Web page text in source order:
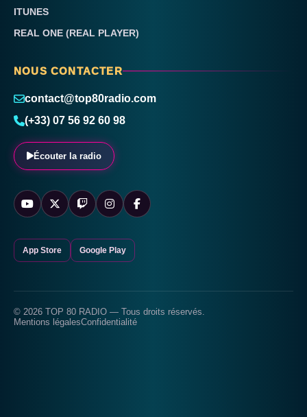
ITUNES
REAL ONE (REAL PLAYER)
NOUS CONTACTER
contact@top80radio.com
(+33) 07 56 92 60 98
Écouter la radio
App Store Google Play
© 2026 TOP 80 RADIO — Tous droits réservés.
Mentions légalesConfidentialité